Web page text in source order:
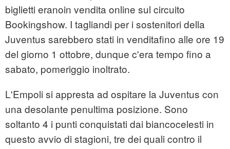
biglietti eranoin vendita online sul circuito
Bookingshow. I tagliandi per i sostenitori della
Juventus sarebbero stati in venditafino alle ore 19
del giorno 1 ottobre, dunque c'era tempo fino a
sabato, pomeriggio inoltrato.
L'Empoli si appresta ad ospitare la Juventus con
una desolante penultima posizione. Sono
soltanto 4 i punti conquistati dai biancocelesti in
questo avvio di stagioni, tre dei quali contro il